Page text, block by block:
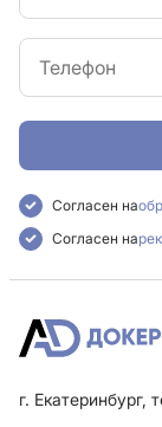
Согласен на
Согласен на
г. Екатеринбург,